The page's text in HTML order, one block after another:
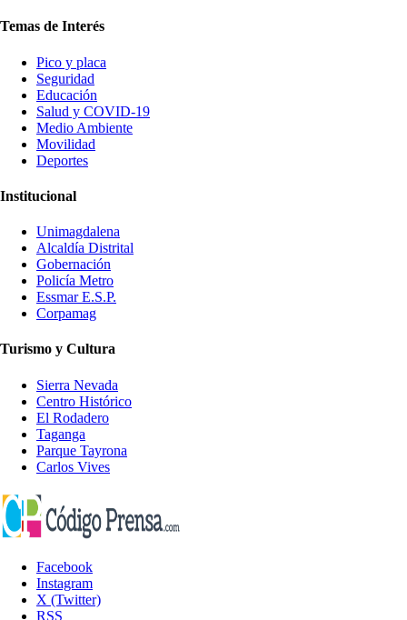
Temas de Interés
Pico y placa
Seguridad
Educación
Salud y COVID-19
Medio Ambiente
Movilidad
Deportes
Institucional
Unimagdalena
Alcaldía Distrital
Gobernación
Policía Metro
Essmar E.S.P.
Corpamag
Turismo y Cultura
Sierra Nevada
Centro Histórico
El Rodadero
Taganga
Parque Tayrona
Carlos Vives
Facebook
Instagram
X (Twitter)
RSS